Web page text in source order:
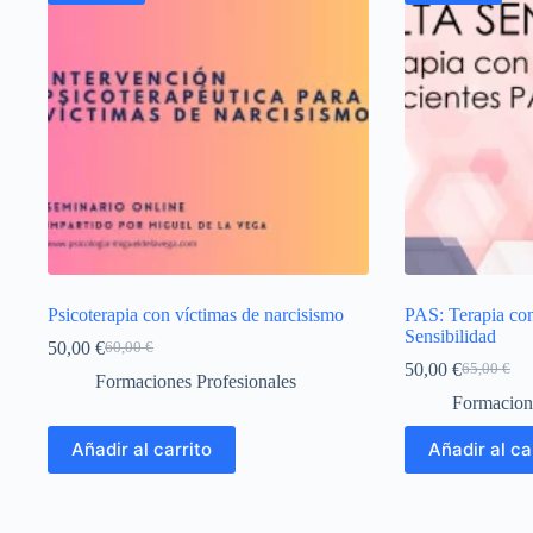
Psicoterapia con víctimas de narcisismo
60,00€
El
precio
60,00 €.
50,00 €El
precio
50,00 €.
Formaciones Profesionales
Añadir al carrito
PAS: Terapia
Sensibilidad
65,00€
El
precio
era:
65,00 €.
50,00 €El
precio
es:
50,00 €.
Añadir al